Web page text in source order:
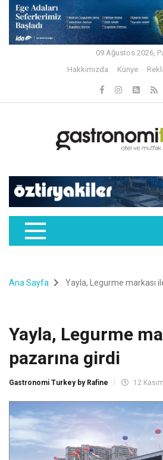
09 Ağustos 2026,
Hakkımızda
Künye
Ana Sayfa Yayla, Legurme markası
Yayla, Legurme
pazarına girdi
Gastronomi Turkey by Rafine 12